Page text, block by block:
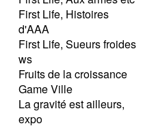
First Life, Histoires
d'AAA
First Life, Sueurs froides
ws
Fruits de la croissance
Game Ville
La gravité est ailleurs,
expo